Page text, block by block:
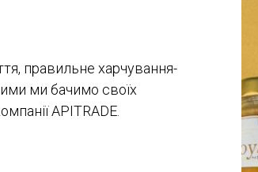
правильне харчування-
ми бачимо своїх
APITRADE.